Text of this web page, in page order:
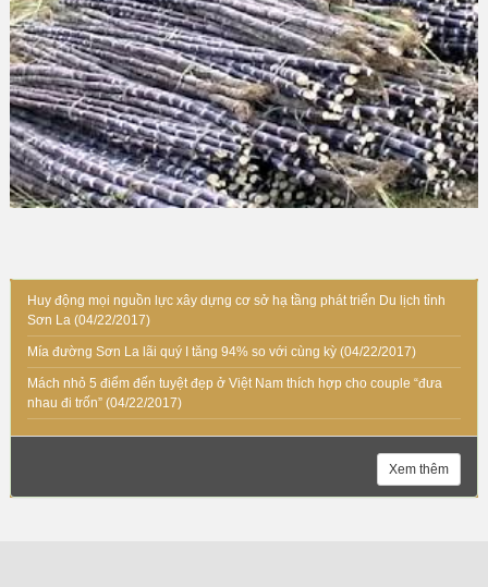
Huy động mọi nguồn lực xây dựng cơ sở hạ tầng phát triển Du lịch tỉnh
Sơn La (04/22/2017)
Mía đường Sơn La lãi quý I tăng 94% so với cùng kỳ (04/22/2017)
Mách nhỏ 5 điểm đến tuyệt đẹp ở Việt Nam thích hợp cho couple “đưa
nhau đi trốn” (04/22/2017)
Xem thêm